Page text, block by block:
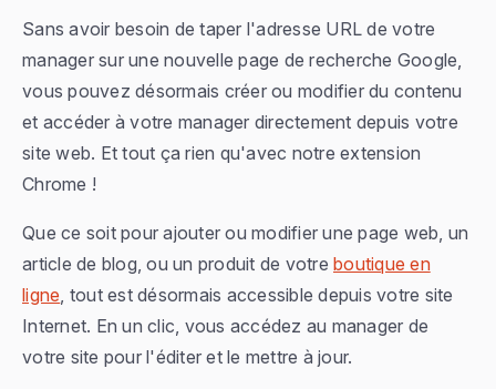
Sans avoir besoin de taper l'adresse URL de votre
manager sur une nouvelle page de recherche Google,
vous pouvez désormais créer ou modifier du contenu
et accéder à votre manager directement depuis votre
site web. Et tout ça rien qu'avec notre extension
Chrome !
Que ce soit pour ajouter ou modifier une page web, un
article de blog, ou un produit de votre boutique en
ligne , tout est désormais accessible depuis votre site
Internet. En un clic, vous accédez au manager de
votre site pour l'éditer et le mettre à jour.